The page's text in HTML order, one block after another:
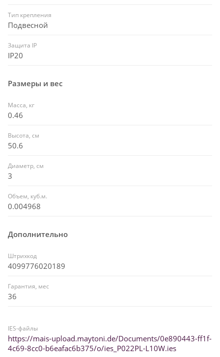
Тип крепления
Подвесной
Защита IP
IP20
Размеры и вес
Масса, кг
0.46
Высота, см
50.6
Диаметр, см
3
Объем, куб.м.
0.004968
Дополнительно
Штрихкод
4099776020189
Гарантия, мес
36
IES-файлы
https://mais-upload.maytoni.de/Documents/0e890443-ff1f-
4c69-8cc0-b6eafac6b375/o/ies_P022PL-L10W.ies